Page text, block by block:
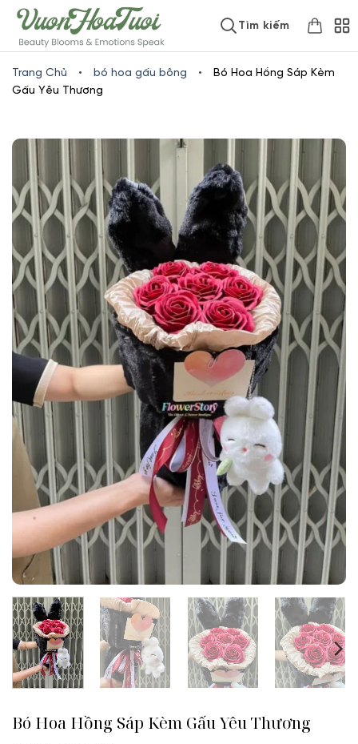
www.vuonhoatuoi.vnSkip
to
content
Tìm kiếm
Trang Chủ • bó hoa gấu bông •
Bó Hoa Hồng Sáp Kèm
Gấu Yêu Thương
Bó Hoa Hồng Sáp Kèm Gấu Yêu Thương